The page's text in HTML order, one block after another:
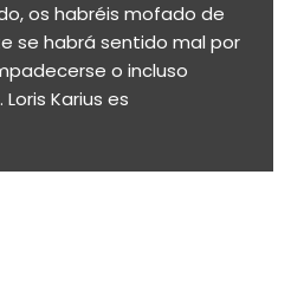
os habréis mofado de
se habrá sentido mal por
o incluso
Karius es